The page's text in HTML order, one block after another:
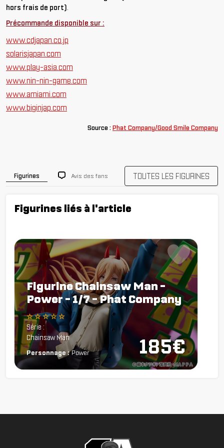
hors frais de port).
Précommande disponible sur :
www.cdjapan.co.jp
solarisjapan.com
www.play-asia.com
www.nin-nin-game.com
www.amiami.com
www.biginjap.com
Source :Phat Company/Good Smile Company
Figurines Avis des fans TOUTES LES FIGURINES
Figurines liés à l'article
185€
Figurine Chainsaw Man -
Power - 1/7 - Phat Company
☆ ☆ ☆ ☆ ☆
Série :
Chainsaw Man
Personnage : Power